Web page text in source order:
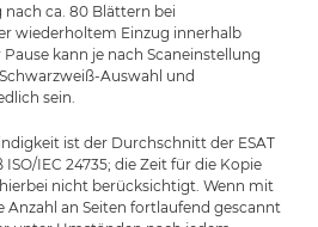
ca. 80 Blättern bei
wiederholtem Einzug innerhalb
kann je nach Scaneinstellung
Auswahl und
sein.
ist der Durchschnitt der ESAT
IEC 24735; die Zeit für die Kopie
nicht berücksichtigt. Wenn mit
an Seiten fortlaufend gescannt